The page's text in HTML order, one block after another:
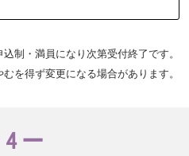
制・満員になり次第受付終了です。
を得ず変更になる場合があります。
4 ー